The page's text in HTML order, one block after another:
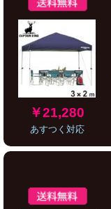
￥21,280
あすつく対応